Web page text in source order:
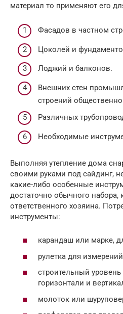
материал то применяют его
Фасадов в частном
Цоколей и
Лоджий и балконов.
Внешних стен
строений
Различных
Необходимые
Выполняя утепление дома
своими руками под сайдинг,
какие-либо особенные
достаточно обычного набора,
ответственного хозяина.
инструменты:
карандаш или марке,
рулетка для
строительный
горизонтали и
молоток или